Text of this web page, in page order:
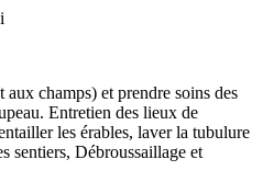
aux champs) et prendre soins des
Entretien des lieux de
les érables, laver la tubulure
sentiers, Débroussaillage et